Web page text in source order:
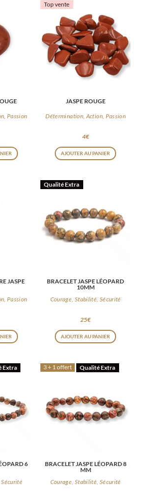
Passion
Top vente
JASPE ROUGE
Détermination, Action, Passion
4€
AJOUTER AU PANIER
JASPE
Passion
Qualité Extra
BRACELET JASPE LÉOPARD
10MM
Courage, Stabilité, Sécurité
25€
AJOUTER AU PANIER
Extra
6
3 + 1 offert Qualité Extra
BRACELET JASPE LÉOPARD 8
MM
Courage, Stabilité, Sécurité